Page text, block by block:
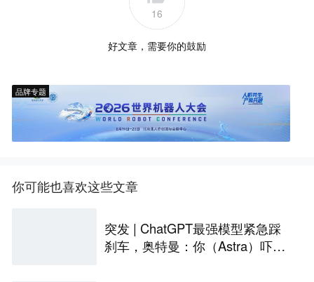
16
好文章，需要你的鼓励
品牌专题
你可能也喜欢这些文章
突发 | ChatGPT最强模型紧急踩
刹车，奥特曼：你（Astra）吓到